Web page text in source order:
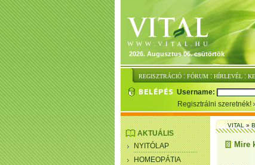
2026. Augusztus 06. csütörtök
REGISZTRÁCIÓ : FÓRUM : HÍRLEVÉL :
Username:
Regisztrálni szeretnék!
AKTUÁLIS
NYITÓLAP
HOMEOPÁTIA
VITAL»
Mire